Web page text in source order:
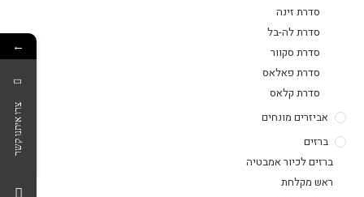
סדרת זינה
סדרת לה-בל
סדרת סקוור
סדרת פאלאס
סדרת קלאס
אביזרים מונחים
ברזים
ברזים לכיור אמבטיה
ראש מקלחת
←
צרו איתנו קשר